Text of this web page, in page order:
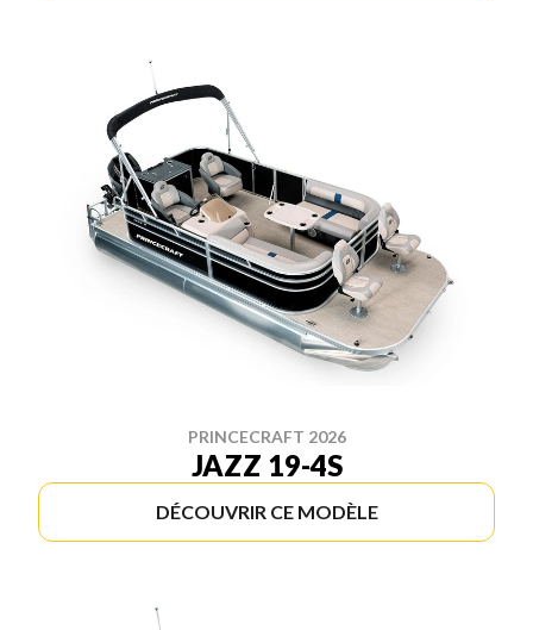
PRINCECRAFT 2026
JAZZ 19-4S
DÉCOUVRIR CE MODÈLE